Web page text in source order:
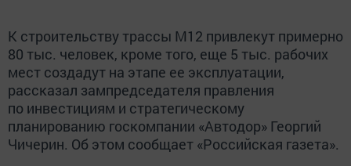
К строительству трассы М12 привлекут примерно
80 тыс. человек, кроме того, еще 5 тыс. рабочих
мест создадут на этапе ее эксплуатации,
рассказал зампредседателя правления
по инвестициям и стратегическому
планированию госкомпании «Автодор» Георгий
Чичерин. Об этом сообщает «Российская газета».